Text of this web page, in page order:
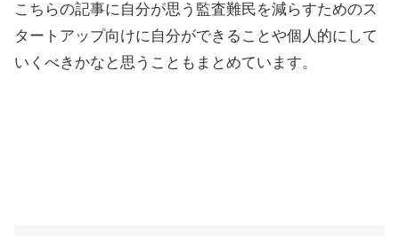
こちらの記事に自分が思う監査難民を減らすためのス
タートアップ向けに自分ができることや個人的にして
いくべきかなと思うこともまとめています。